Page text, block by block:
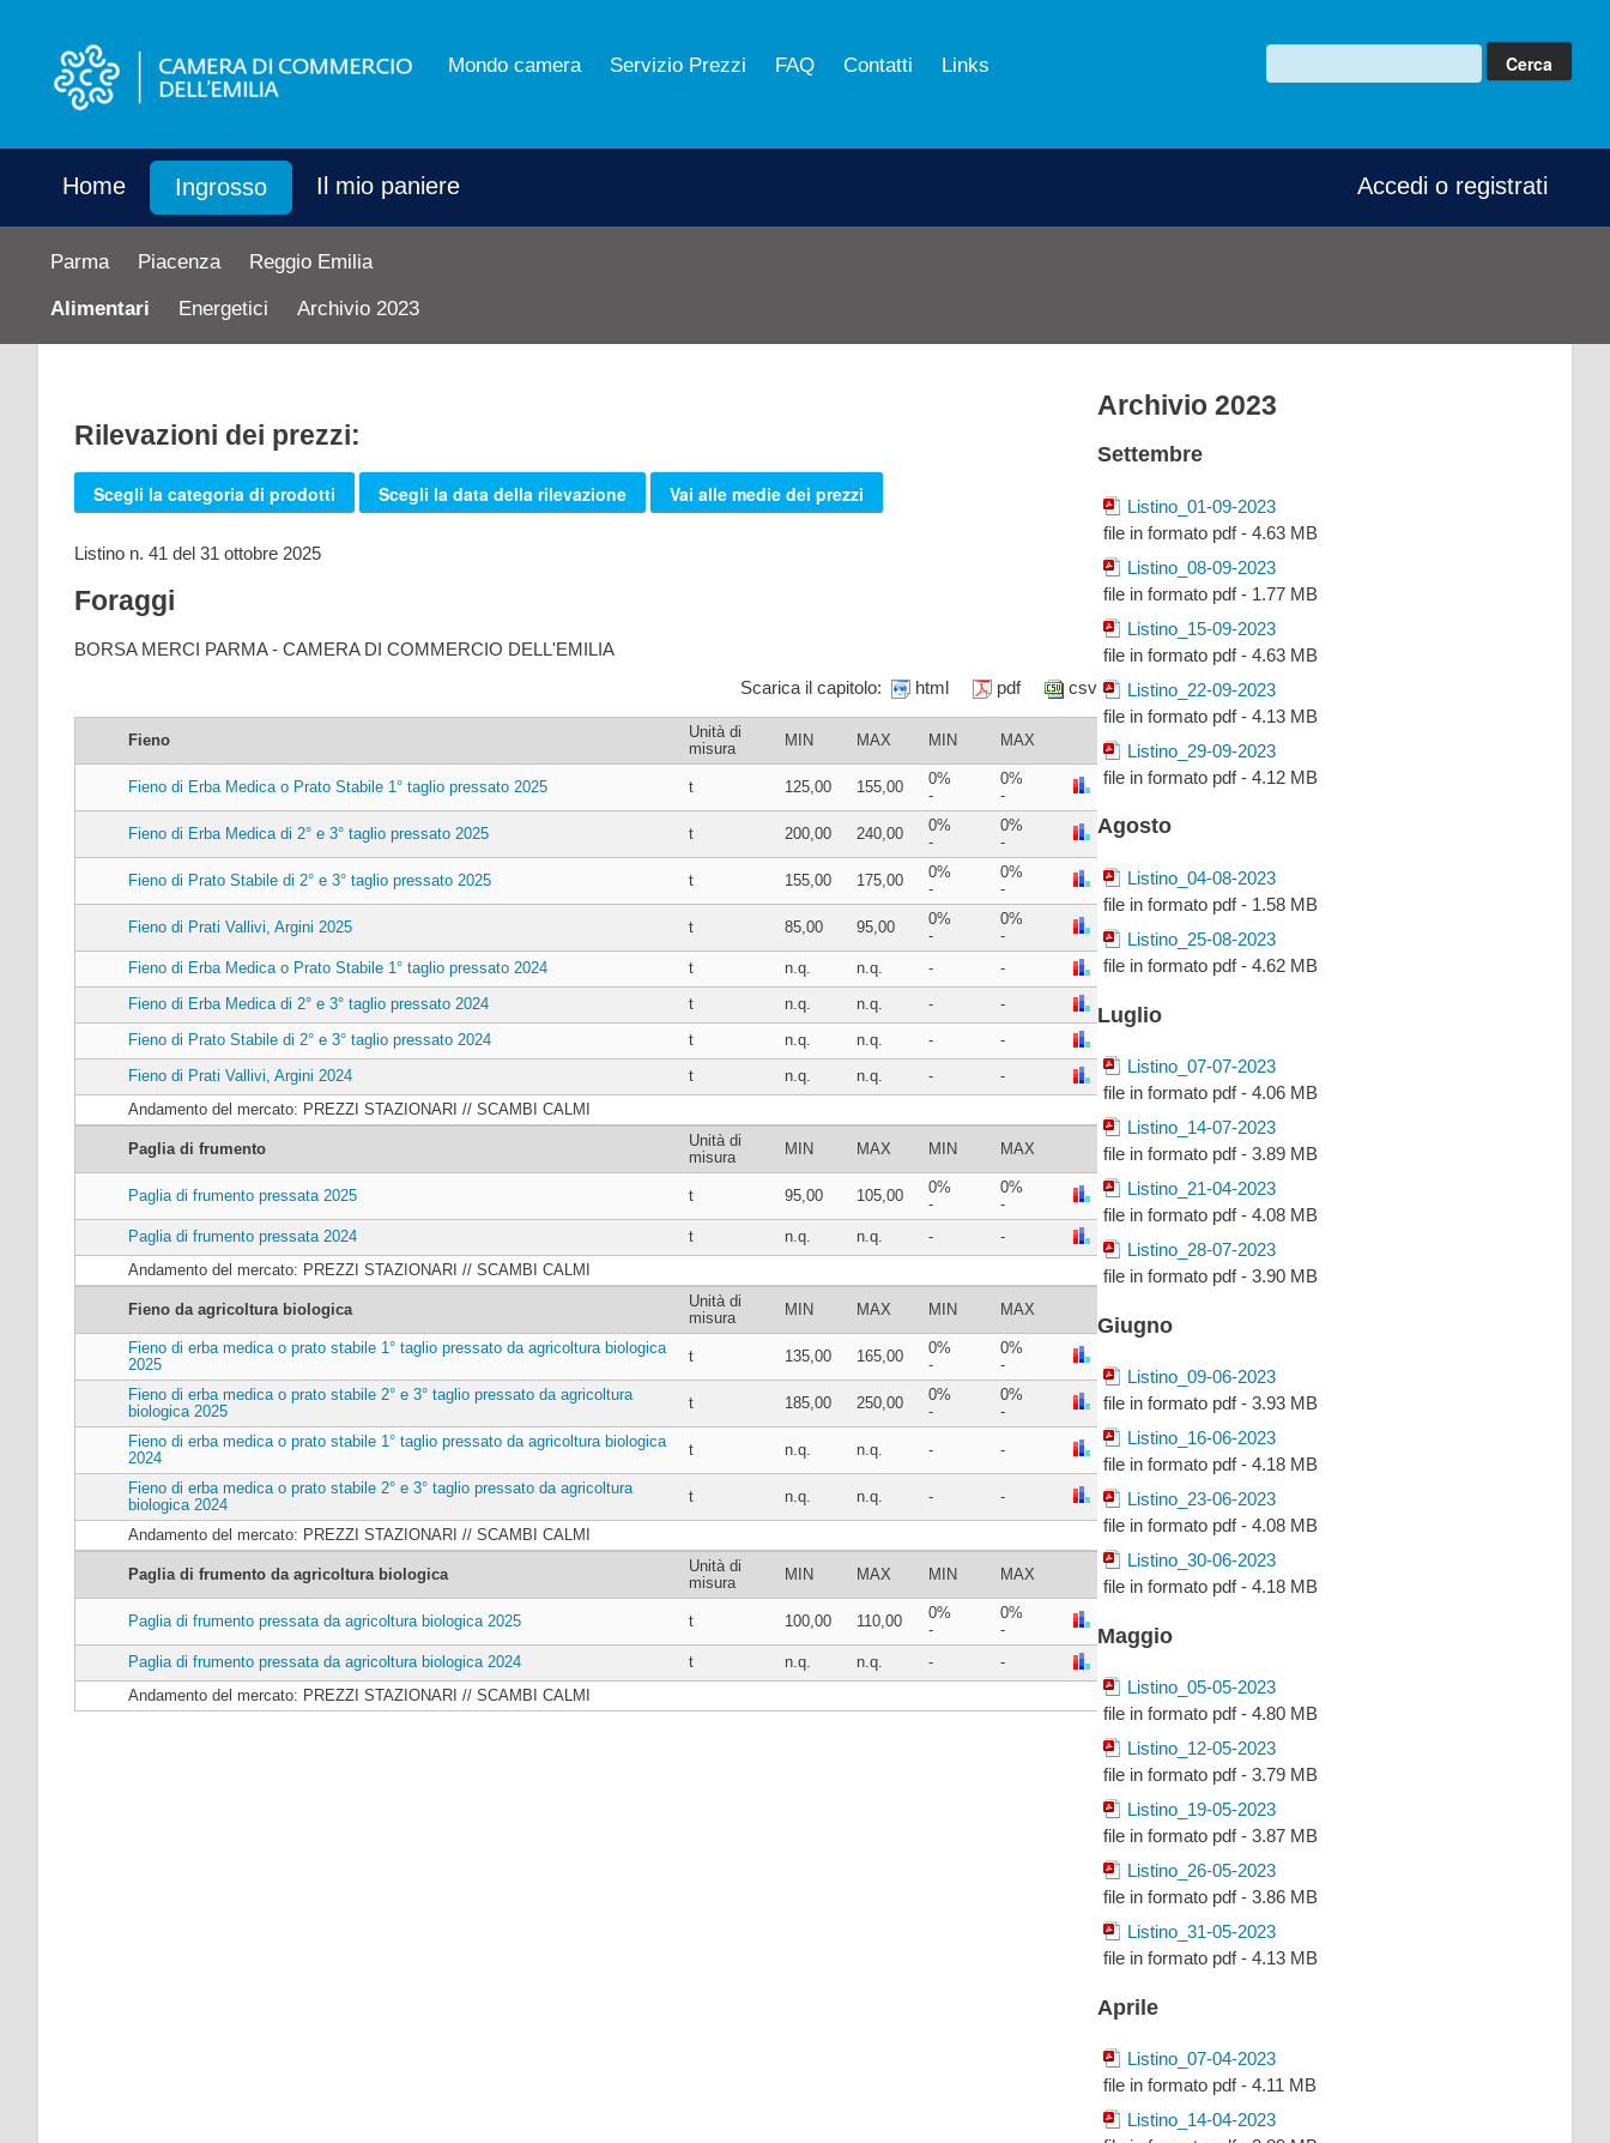
Mondo camera Servizio Prezzi FAQ Contatti Links
Home Ingrosso Il mio paniere Accedi o registrati
Parma Piacenza Reggio Emilia
Alimentari Energetici Archivio 2023
Rilevazioni dei prezzi:
Scegli la categoria di prodotti Scegli la data della rilevazione Vai alle medie dei prezzi
Listino n. 41 del 31 ottobre 2025
Foraggi
BORSA MERCI PARMA - CAMERA DI COMMERCIO DELL'EMILIA
Scarica il capitolo:
html pdf csv
Fieno
Unità di
misura
MIN MAX MIN MAX
Fieno di Erba Medica o Prato Stabile 1° taglio pressato 2025 t 125,00 155,00
0%
-
0%
-
Fieno di Erba Medica di 2° e 3° taglio pressato 2025 t 200,00 240,00
0%
-
0%
-
Fieno di Prato Stabile di 2° e 3° taglio pressato 2025 t 155,00 175,00
0%
-
0%
-
Fieno di Prati Vallivi, Argini 2025 t 85,00 95,00
0%
-
0%
-
Fieno di Erba Medica o Prato Stabile 1° taglio pressato 2024
t n.q. n.q. -
-
Fieno di Erba Medica di 2° e 3° taglio pressato 2024
t n.q. n.q. -
-
Fieno di Prato Stabile di 2° e 3° taglio pressato 2024
t n.q. n.q. -
-
Fieno di Prati Vallivi, Argini 2024
t n.q. n.q. -
-
Andamento del mercato: PREZZI STAZIONARI // SCAMBI CALMI
Paglia di frumento
Unità di
misura
MIN MAX MIN MAX
Paglia di frumento pressata 2025 t 95,00 105,00
0%
-
0%
-
Paglia di frumento pressata 2024
t n.q. n.q. -
-
Andamento del mercato: PREZZI STAZIONARI // SCAMBI CALMI
Fieno da agricoltura biologica
Unità di
misura
MIN MAX MIN MAX
Fieno di erba medica o prato stabile 1° taglio pressato da agricoltura biologica
2025
t 135,00 165,00
0%
-
0%
-
Fieno di erba medica o prato stabile 2° e 3° taglio pressato da agricoltura
biologica 2025
t 185,00 250,00
0%
-
0%
-
Fieno di erba medica o prato stabile 1° taglio pressato da agricoltura biologica
2024
t n.q. n.q. - -
Fieno di erba medica o prato stabile 2° e 3° taglio pressato da agricoltura
biologica 2024
t n.q. n.q. - -
Andamento del mercato: PREZZI STAZIONARI // SCAMBI CALMI
Paglia di frumento da agricoltura biologica
Unità di
misura
MIN MAX MIN MAX
Paglia di frumento pressata da agricoltura biologica 2025 t 100,00 110,00
0%
-
0%
-
Paglia di frumento pressata da agricoltura biologica 2024
t n.q. n.q. -
-
Andamento del mercato: PREZZI STAZIONARI // SCAMBI CALMI
Archivio 2023
Settembre
Listino_01-09-2023
file in formato pdf - 4.63 MB
Listino_08-09-2023
file in formato pdf - 1.77 MB
Listino_15-09-2023
file in formato pdf - 4.63 MB
Listino_22-09-2023
file in formato pdf - 4.13 MB
Listino_29-09-2023
file in formato pdf - 4.12 MB
Agosto
Listino_04-08-2023
file in formato pdf - 1.58 MB
Listino_25-08-2023
file in formato pdf - 4.62 MB
Luglio
Listino_07-07-2023
file in formato pdf - 4.06 MB
Listino_14-07-2023
file in formato pdf - 3.89 MB
Listino_21-04-2023
file in formato pdf - 4.08 MB
Listino_28-07-2023
file in formato pdf - 3.90 MB
Giugno
Listino_09-06-2023
file in formato pdf - 3.93 MB
Listino_16-06-2023
file in formato pdf - 4.18 MB
Listino_23-06-2023
file in formato pdf - 4.08 MB
Listino_30-06-2023
file in formato pdf - 4.18 MB
Maggio
Listino_05-05-2023
file in formato pdf - 4.80 MB
Listino_12-05-2023
file in formato pdf - 3.79 MB
Listino_19-05-2023
file in formato pdf - 3.87 MB
Listino_26-05-2023
file in formato pdf - 3.86 MB
Listino_31-05-2023
file in formato pdf - 4.13 MB
Aprile
Listino_07-04-2023
file in formato pdf - 4.11 MB
Listino_14-04-2023